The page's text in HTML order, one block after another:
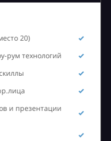
20)
рум технологий
и презентации